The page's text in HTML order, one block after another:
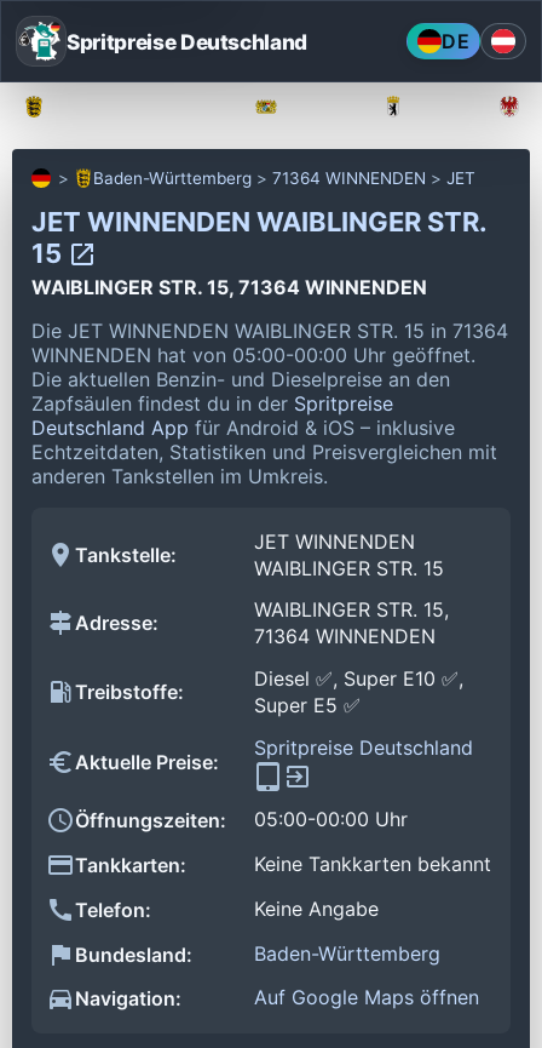
Spritpreise Deutschland DE
Baden-Württemberg 71364 WINNENDEN JET
JET WINNENDEN WAIBLINGER STR.
15
WAIBLINGER STR. 15, 71364 WINNENDEN
Die JET WINNENDEN WAIBLINGER STR. 15 in 71364
WINNENDEN hat von 05:00-00:00 Uhr geöffnet.
Die aktuellen Benzin- und Dieselpreise an den
Zapfsäulen findest du in der Spritpreise
Deutschland App für Android & iOS – inklusive
Echtzeitdaten, Statistiken und Preisvergleichen mit
anderen Tankstellen im Umkreis.
Tankstelle:
JET WINNENDEN
WAIBLINGER STR. 15
Adresse:
WAIBLINGER STR. 15,
71364 WINNENDEN
Treibstoffe:
Diesel ✅, Super E10 ✅,
Super E5 ✅
Aktuelle Preise:
Spritpreise Deutschland
Öffnungszeiten:
05:00-00:00 Uhr
Tankkarten:
Keine Tankkarten bekannt
Telefon:
Keine Angabe
Bundesland:
Baden-Württemberg
Navigation:
Auf Google Maps öffnen